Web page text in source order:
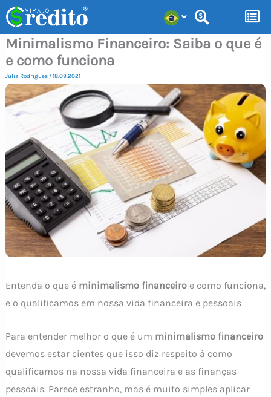
para
conteúdo
Minimalismo Financeiro: Saiba o que é
e como funciona
Julia Rodrigues /18.09.2021
Entenda o que é minimalismo financeiroe como funciona,
e o qualificamos em nossa vida financeira e pessoais
Para entender melhor o que é um minimalismo financeiro
devemos estar cientes que isso diz respeito à como
qualificamos na nossa vida financeira e as finanças
pessoais. Parece estranho, mas é muito simples aplicar